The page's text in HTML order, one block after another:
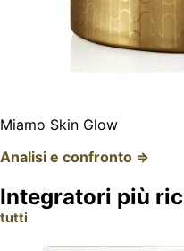
Miamo Skin Glow
Analisi e confronto ⇒
Integratori più
tutti